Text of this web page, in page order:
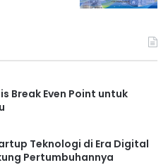
Break Even Point untuk
Teknologi di Era Digital
Pertumbuhannya